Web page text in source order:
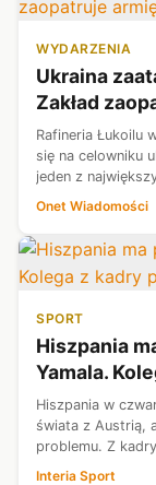
WYDARZENIA
Ukraina
Zakład
Rafineria Łukoilu
się na celowniku
jeden z
kluczowy dla
Onet Wiadomości
SPORT
Hiszpania
Yamala.
Hiszpania w
świata z Austrią,
problemu. Z
znacząco
Interia Sport